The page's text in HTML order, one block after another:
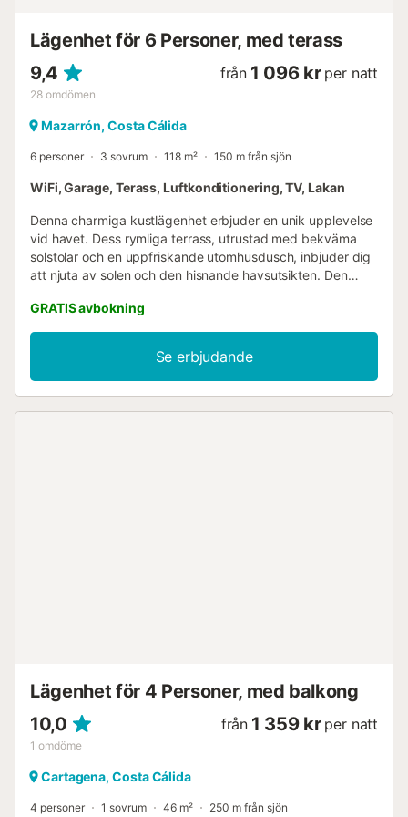
Lägenhet för 6 Personer, med terass
9,4
28 omdömen
från 1 096 kr per natt
Mazarrón, Costa Cálida
6 personer 3 sovrum 118 m² 150 m från sjön
WiFi, Garage, Terass, Luftkonditionering, TV, Lakan
Denna charmiga kustlägenhet erbjuder en unik upplevelse
vid havet. Dess rymliga terrass, utrustad med bekväma
solstolar och en uppfriskande utomhusdusch, inbjuder dig
att njuta av solen och den hisnande havsutsikten. Den
havsbrisen medan du tar en kaffe eller delar en måltid
utomhus. Det stora vardagsrummet/matrummet har en
fläkt för att upprätthålla en behaglig atmosfär. Dessutom
har det en Smart TV och två mysiga soffor, tillsammans
med en hängmatta som ger en extraordinär känsla av
GRATIS avbokning
Se erbjudande
Lägenhet för 4 Personer, med balkong
10,0
1 omdöme
från 1 359 kr per natt
Cartagena, Costa Cálida
4 personer 1 sovrum 46 m² 250 m från sjön